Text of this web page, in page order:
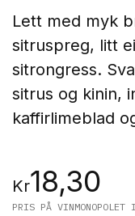
Lett med myk
sitruspreg, litt
sitrongress.
sitrus og kinin,
kaffirlimeblad
Kr18,30
PRIS PÅ VINMONOPOLET